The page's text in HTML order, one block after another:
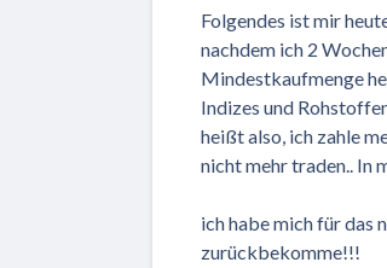
Folgendes ist mir
nachdem ich 2
Mindestkaufmenge
Indizes und
heißt also, ich zahle
nicht mehr traden.. In
ich habe mich für das
zurückbekomme!!!